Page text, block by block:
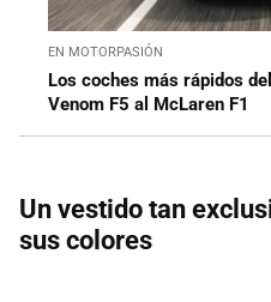
EN MOTORPASIÓN
Los coches más rápidos
Venom F5 al McLaren F1
Un vestido tan
sus colores